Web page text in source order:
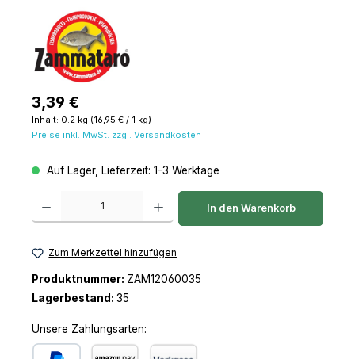
Regulärer Preis:
3,39 €
Inhalt: 0.2 kg (16,95 € / 1 kg)
Preise inkl. MwSt. zzgl. Versandkosten
Auf Lager, Lieferzeit: 1-3 Werktage
Produkt Anzahl: Gib den gewünschten Wert ein oder benutze die
In den Warenkorb
Zum Merkzettel hinzufügen
Produktnummer: ZAM12060035
Lagerbestand: 35
Unsere Zahlungsarten: